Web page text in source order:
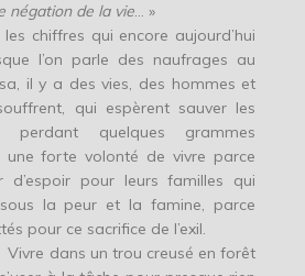
négation de la vie… »
chiffres qui encore aujourd’hui
l’on parle des naufrages au
il y a des vies, des hommes et
qui espèrent sauver les
quelques grammes
une forte volonté de vivre parce
d’espoir pour leurs familles qui
la peur et la famine, parce
pour ce sacrifice de l’exil.
Vivre dans un trou creusé en forêt